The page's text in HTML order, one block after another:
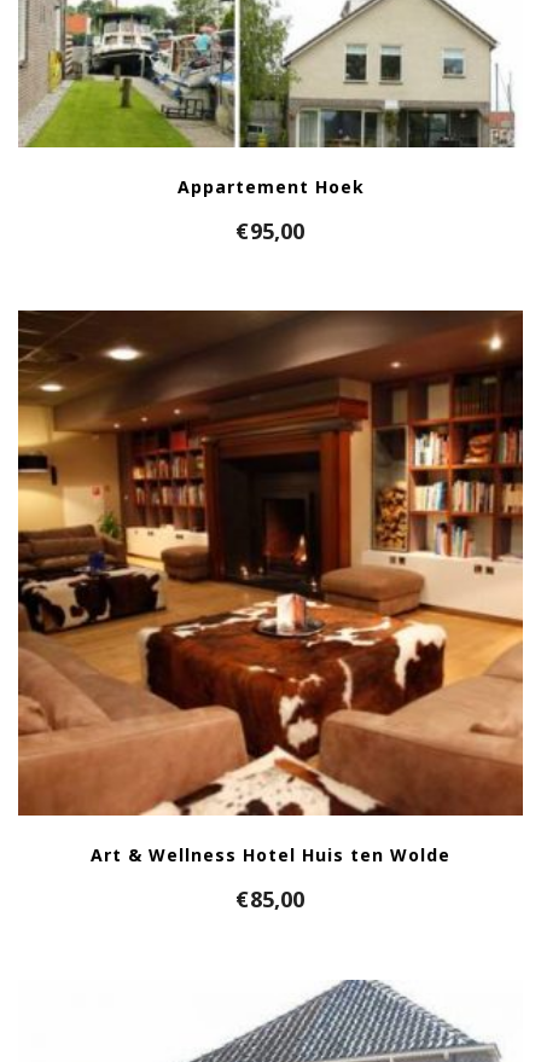
Appartement Hoek
€95,00
Art & Wellness Hotel Huis ten Wolde
€85,00